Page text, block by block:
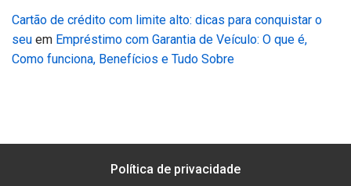
Cartão de crédito com limite alto: dicas para conquistar o
seu em Empréstimo com Garantia de Veículo: O que é,
Como funciona, Benefícios e Tudo Sobre
Política de privacidade